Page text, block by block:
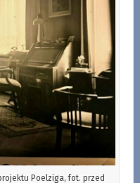
Poelziga, fot. przed